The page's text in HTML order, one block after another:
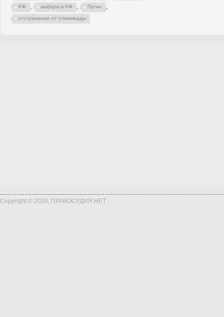
РФ , выборы в РФ , Путин ,
отстранение от олимпиады
Copyright © 2026, ПРАВОСУДИЯ.НЕТ